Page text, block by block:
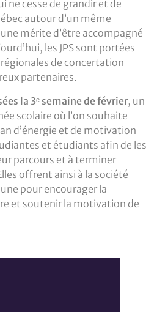
ne cesse de grandir et de
autour d’un même
mérite d’être accompagné
les JPS sont portées
de concertation
partenaires.
la 3ᵉ semaine de février, un
scolaire où l’on souhaite
d’énergie et de motivation
et étudiants afin de les
parcours et à terminer
offrent ainsi à la société
pour encourager la
et soutenir la motivation de